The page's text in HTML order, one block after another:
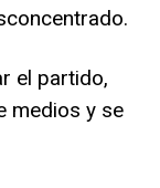
el partido,
medios y se